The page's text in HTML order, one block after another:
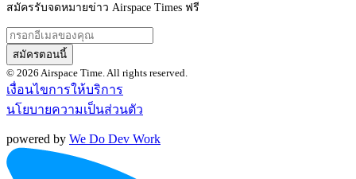
สมัครรับจดหมายข่าว Airspace Times ฟรี
สมัครตอนนี้
© 2026 Airspace Time. All rights reserved.
เงื่อนไขการให้บริการ
นโยบายความเป็นส่วนตัว
powered by We Do Dev Work